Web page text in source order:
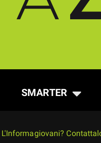
SMARTER
L'Informagiovani?